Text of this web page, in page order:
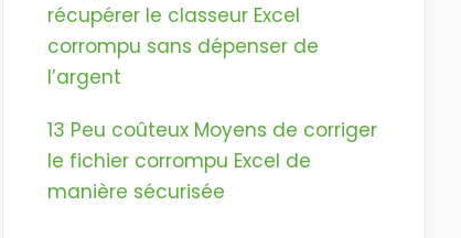
récupérer le classeur Excel
corrompu sans dépenser de
l’argent
13 Peu coûteux Moyens de corriger
le fichier corrompu Excel de
manière sécurisée